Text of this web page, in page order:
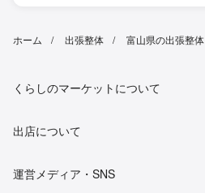
ホーム 出張整体 富山県の出張整体
くらしのマーケットについて
出店について
運営メディア・SNS